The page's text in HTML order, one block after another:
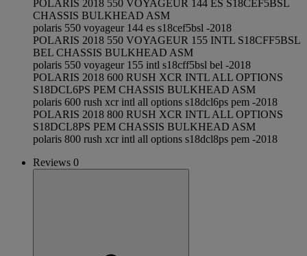
POLARIS 2018 550 VOYAGEUR 144 ES S18CEF5BSL
CHASSIS BULKHEAD ASM
polaris 550 voyageur 144 es s18cef5bsl -2018
POLARIS 2018 550 VOYAGEUR 155 INTL S18CFF5BSL
BEL CHASSIS BULKHEAD ASM
polaris 550 voyageur 155 intl s18cff5bsl bel -2018
POLARIS 2018 600 RUSH XCR INTL ALL OPTIONS
S18DCL6PS PEM CHASSIS BULKHEAD ASM
polaris 600 rush xcr intl all options s18dcl6ps pem -2018
POLARIS 2018 800 RUSH XCR INTL ALL OPTIONS
S18DCL8PS PEM CHASSIS BULKHEAD ASM
polaris 800 rush xcr intl all options s18dcl8ps pem -2018
Reviews 0